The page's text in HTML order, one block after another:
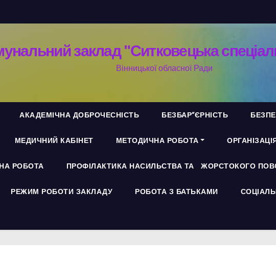
заклад "Ситковецька
Вінницької обласної Ради
АКАДЕМІЧНА ДОБРОЧЕСНІСТЬ БЕЗБАР”ЄРНІСТЬ
МЕДИЧНИЙ КАБІНЕТ МЕТОДИЧНА РОБОТА
РОБОТА ПРОФІЛАКТИКА НАСИЛЬСТВА ТА ЖОРСТОКОГО
РЕЖИМ РОБОТИ ЗАКЛАДУ РОБОТА З БАТЬКАМИ